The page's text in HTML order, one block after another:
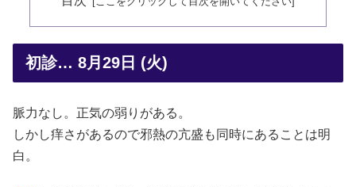
初診… 8月29日 (火)
脈力なし。正気の弱りがある。
しかし痒さがあるので邪熱の亢盛も同時にあることは明
白。